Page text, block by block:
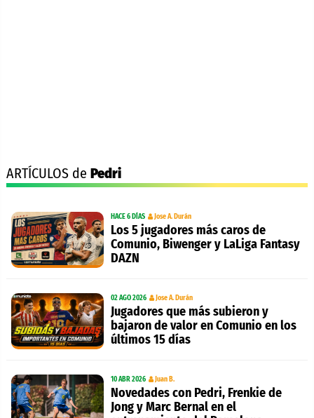
ARTÍCULOS de Pedri
HACE 6 DÍAS Jose A. Durán
Los 5 jugadores más caros de
Comunio, Biwenger y LaLiga Fantasy
DAZN
02 AGO 2026 Jose A. Durán
Jugadores que más subieron y
bajaron de valor en Comunio en los
últimos 15 días
10 ABR 2026 Juan B.
Novedades con Pedri, Frenkie de
Jong y Marc Bernal en el